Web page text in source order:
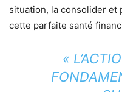
situation, la consolider et
cette parfaite santé
«